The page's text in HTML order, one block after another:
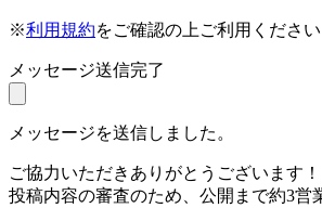
※利用規約をご確認の上ご利用ください
メッセージ送信完了
メッセージを送信しました。
ご協力いただきありがとうございます！
投稿内容の審査のため、公開まで約3営